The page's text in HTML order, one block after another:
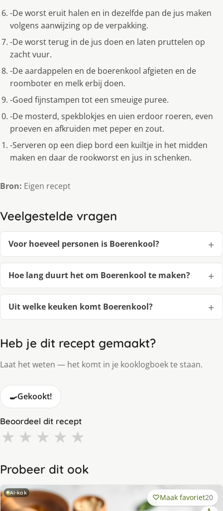
-De worst eruit halen en in dezelfde pan de jus maken
volgens aanwijzing op de verpakking.
-De worst terug in de jus doen en laten pruttelen op
zacht vuur.
-De aardappelen en de boerenkool afgieten en de
roomboter en melk erbij doen.
-Goed fijnstampen tot een smeuige puree.
-De mosterd, spekblokjes en uien erdoor roeren, even
proeven en afkruiden met peper en zout.
-Serveren op een diep bord een kuiltje in het midden
maken en daar de rookworst en jus in schenken.
Bron: Eigen recept
Veelgestelde vragen
Voor hoeveel personen is Boerenkool?
Hoe lang duurt het om Boerenkool te maken?
Uit welke keuken komt Boerenkool?
Heb je dit recept gemaakt?
Laat het weten — het komt in je kooklogboek te staan.
🍳Gekookt!
Beoordeel dit recept
★ ★ ★ ★ ★
Probeer dit ook
AI-kok Maak favoriet20